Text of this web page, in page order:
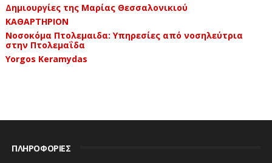
Δημιουργίες της Μαρίας Θεσσαλονικιού
ΚΑΘΑΡΤΗΡΙΟΝ
Νοσοκόμα Πτολεμαιδα: Υπηρεσίες από νοσηλεύτρια
στην Πτολεμαΐδα
Yorgos Keramydas
ΠΛΗΡΟΦΟΡΙΕΣ